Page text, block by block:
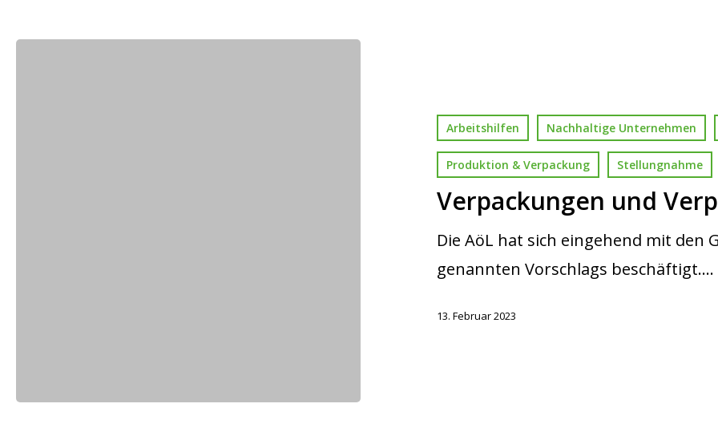
Arbeitshilfen Nachhaltige Unternehmen
Produktion & Verpackung Stellungnahme
Verpackungen und
Die AöL hat sich eingehend mit den
genannten Vorschlags beschäftigt.…
13. Februar 2023